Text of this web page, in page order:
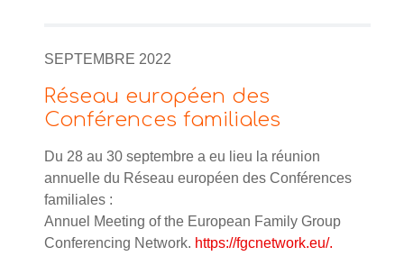
SEPTEMBRE 2022
Réseau européen des
Conférences familiales
Du 28 au 30 septembre a eu lieu la réunion
annuelle du Réseau européen des Conférences
familiales :
Annuel Meeting of the European Family Group
Conferencing Network. https://fgcnetwork.eu/.